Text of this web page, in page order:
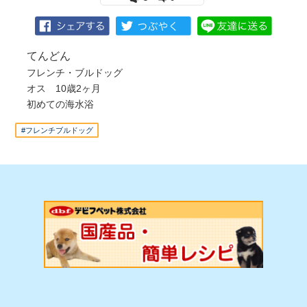
てんどん
フレンチ・ブルドッグ
オス 10歳2ヶ月
初めての海水浴
#フレンチブルドッグ